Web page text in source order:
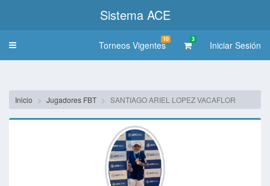
Sistema ACE
Toggle
Torneos Vigentes
10 3
Iniciar Sesión
Inicio Jugadores FBT SANTIAGO ARIEL LOPEZ VACAFLOR